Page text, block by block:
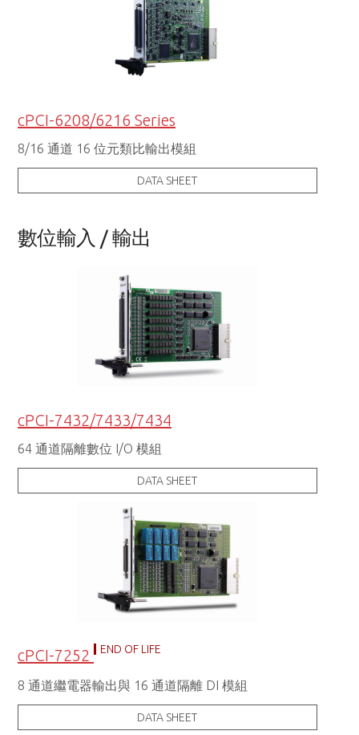
cPCI-6208/6216 Series
8/16 通道 16 位元類比輸出模組
DATA SHEET
數位輸入 / 輸出
cPCI-7432/7433/7434
64 通道隔離數位 I/O 模組
DATA SHEET
cPCI-7252 END OF LIFE
8 通道繼電器輸出與 16 通道隔離 DI 模組
DATA SHEET